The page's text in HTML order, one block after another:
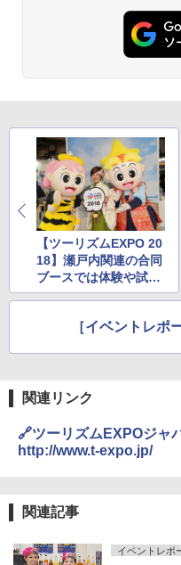
A26 地
ァキア
パ
￥2,277
新しい
人用 折
ーチ ピ
易 ト
テント
￥5,999
[キャン
広げる
ーティ
簡単設
イドプ
ーズ メ
テント
￥2,980
￥6,999
熊撃退
【日本
0ml（
秒）射
付き ヒ
関の購
防災用
コンパ
￥3,080
【ツーリズムEXPO 20
18】瀬戸内関連の合同
ブースでは体験や試食
が豊富に楽しめる
［イベントレポ
関連リンク
🔗ツーリズムEXPOジャ
http://www.t-expo.jp/
関連記事
イベントレポ